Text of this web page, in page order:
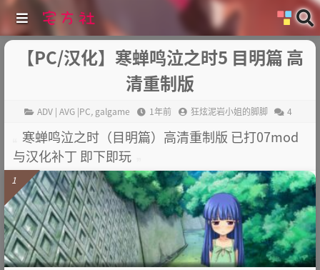
【PC/汉化】寒蝉鸣泣之时5 目明篇 高
清重制版
ADV | AVG |PC, galgame 1年前 狂炫泥岩小姐的脚脚 4
寒蝉鸣泣之时（目明篇）高清重制版 已打07mod
与汉化补丁 即下即玩
1